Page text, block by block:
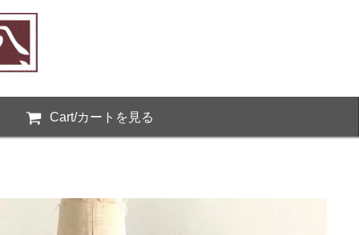
Cart/カートを見る